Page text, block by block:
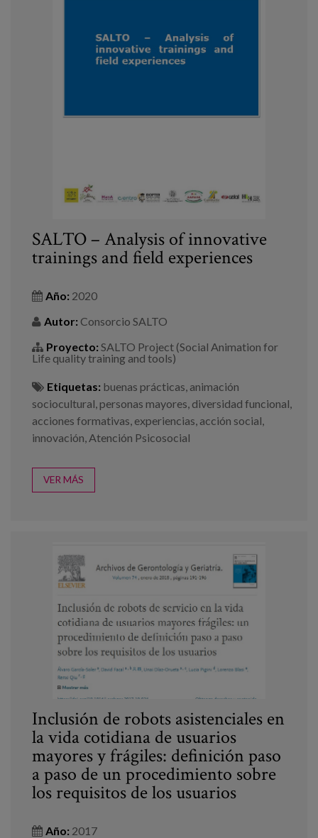
SALTO – Analysis of innovative
trainings and field experiences
Año: 2020
Autor: Consorcio SALTO
Proyecto: SALTO Project (Social Animation for
Life quality training and tools)
Etiquetas: buenas prácticas, animación
sociocultural,personas mayores, diversidad funcional,
acciones formativas, experiencias, acción social,
innovación, Atención Psicosocial
VER MÁS
Inclusión de robots asistenciales en
la vida cotidiana de usuarios
mayores y frágiles: definición paso
a paso de un procedimiento sobre
los requisitos de los usuarios
Año: 2017